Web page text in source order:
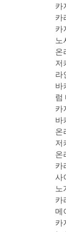
카
카
카
노
온
저
라
바
럼
카
바
온
저
온
카
사
노
카
메
카